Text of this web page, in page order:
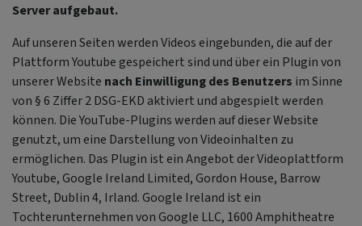
Server aufgebaut.
Auf unseren Seiten werden Videos eingebunden, die auf der
Plattform Youtube gespeichert sind und über ein Plugin von
unserer Website nach Einwilligung des Benutzers im Sinne
von § 6 Ziffer 2 DSG-EKD aktiviert und abgespielt werden
können. Die YouTube-Plugins werden auf dieser Website
genutzt, um eine Darstellung von Videoinhalten zu
ermöglichen. Das Plugin ist ein Angebot der Videoplattform
Youtube, Google Ireland Limited, Gordon House, Barrow
Street, Dublin 4, Irland. Google Ireland ist ein
Tochterunternehmen von Google LLC, 1600 Amphitheatre